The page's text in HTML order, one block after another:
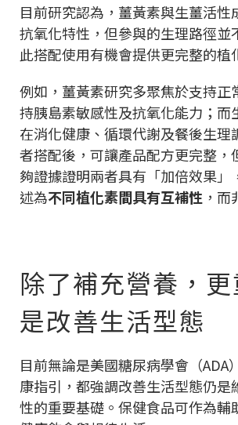
目前研究認為，薑黃素與生薑活性
抗氧化特性，但參與的生理路徑並
此搭配使用有機會提供更完整的植
例如，薑黃素研究多聚焦於支持正
持胰島素敏感性及抗氧化能力；而
在消化健康、循環代謝及餐後生理
者搭配後，可讓產品配方更完整，
夠證據證明兩者具有「加倍效果」
述為不同植化素間具有互補性 ，而
除了補充營養，
是改善生活型態
目前無論是美國糖尿病學會（ADA
康指引，都強調改善生活型態仍是
性的重要基礎。保健食品可作為輔